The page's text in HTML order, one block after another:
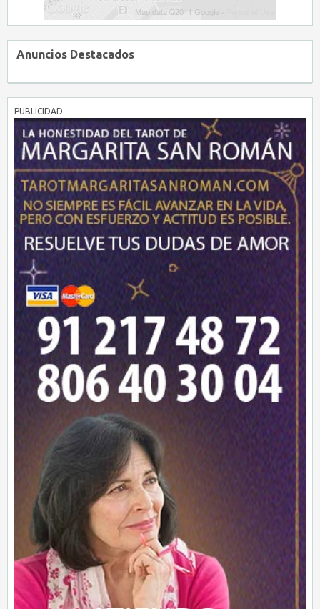
Anuncios Destacados
PUBLICIDAD